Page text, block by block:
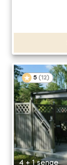
5 (12)
4 + 1 senge